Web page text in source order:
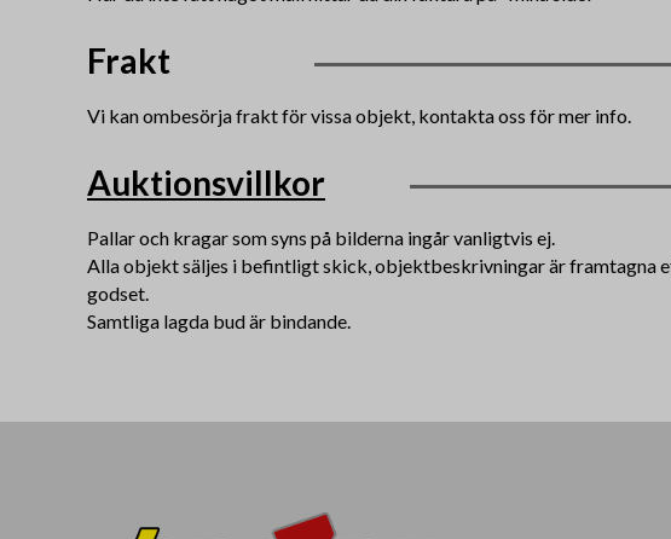
Frakt
Vi kan ombesörja frakt för vissa objekt, kontakta oss för mer info.
Auktionsvillkor
Pallar och kragar som syns på bilderna ingår vanligtvis ej.
Alla objekt säljes i befintligt skick, objektbeskrivningar är framtagna
godset.
Samtliga lagda bud är bindande.